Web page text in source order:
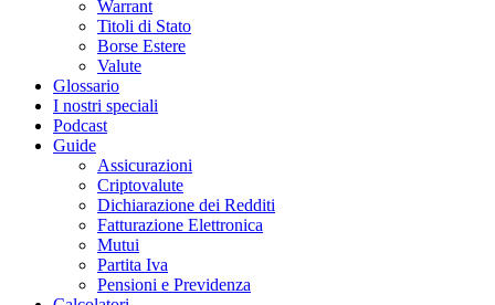
Warrant
Titoli di Stato
Borse Estere
Valute
Glossario
I nostri speciali
Podcast
Guide
Assicurazioni
Criptovalute
Dichiarazione dei Redditi
Fatturazione Elettronica
Mutui
Partita Iva
Pensioni e Previdenza